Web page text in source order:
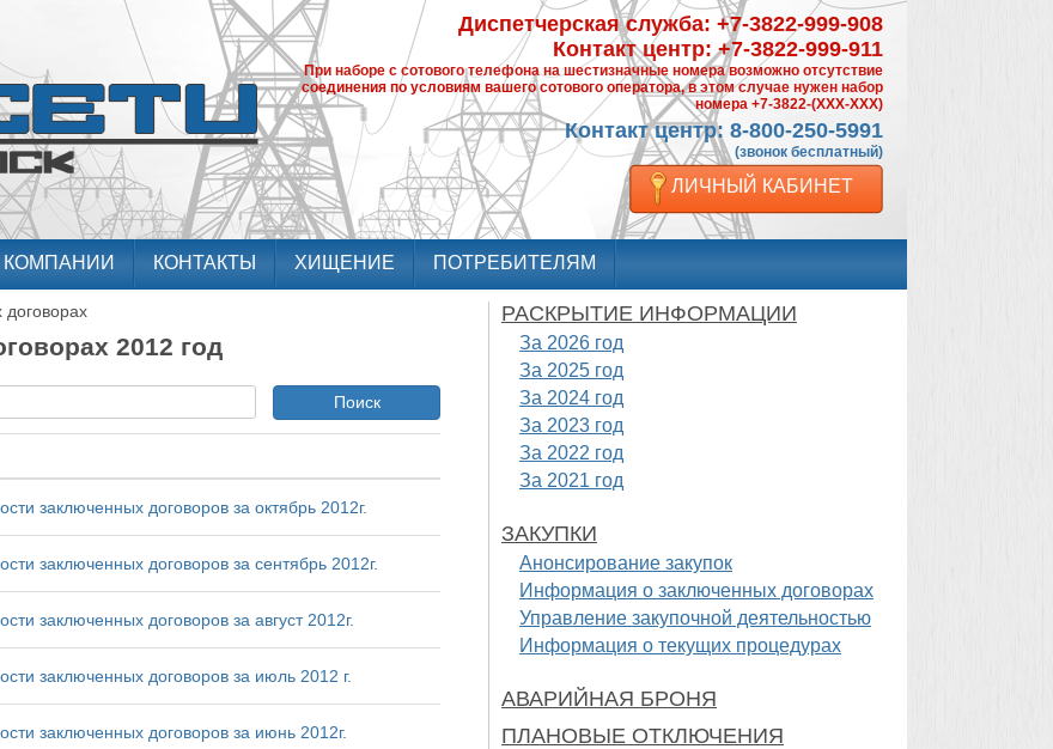
Диспетчерская служба: +7-3822-999-908
Контакт центр: +7-3822-999-911
При наборе с сотового телефона на шестизначные номера возможно отсутствие
соединения по условиям вашего сотового оператора, в этом случае нужен набор
номера +7-3822-(XXX-XXX)
Контакт центр: 8-800-250-5991
(звонок бесплатный)
ЛИЧНЫЙ КАБИНЕТ
КОМПАНИИ КОНТАКТЫ ХИЩЕНИЕ ПОТРЕБИТЕЛЯМ
2012 год
Поиск
заключенных договоров за октябрь 2012г.
заключенных договоров за сентябрь 2012г.
заключенных договоров за август 2012г.
заключенных договоров за июль 2012 г.
заключенных договоров за июнь 2012г.
РАСКРЫТИЕ ИНФОРМАЦИИ
За 2026 год
За 2025 год
За 2024 год
За 2023 год
За 2022 год
За 2021 год
ЗАКУПКИ
Анонсирование закупок
Информация о заключенных договорах
Управление закупочной деятельностью
Информация о текущих процедурах
АВАРИЙНАЯ БРОНЯ
ПЛАНОВЫЕ ОТКЛЮЧЕНИЯ